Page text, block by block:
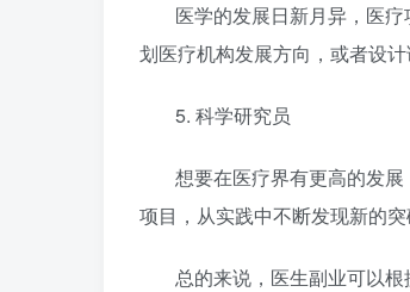
医学的发展日新月异，医
划医疗机构发展方向，或者设
5. 科学研究员
想要在医疗界有更高的发
项目，从实践中不断发现新的突
总的来说，医生副业可以